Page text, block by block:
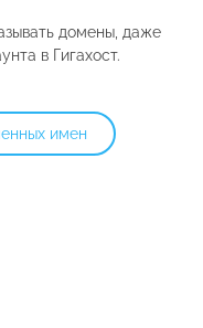
домены, даже
в Гигахост.
имен